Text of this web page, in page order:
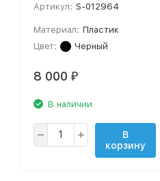
Артикул: S-012964
Материал: Пластик
Цвет:
Черный
8 000 ₽
В наличии
В
корзину